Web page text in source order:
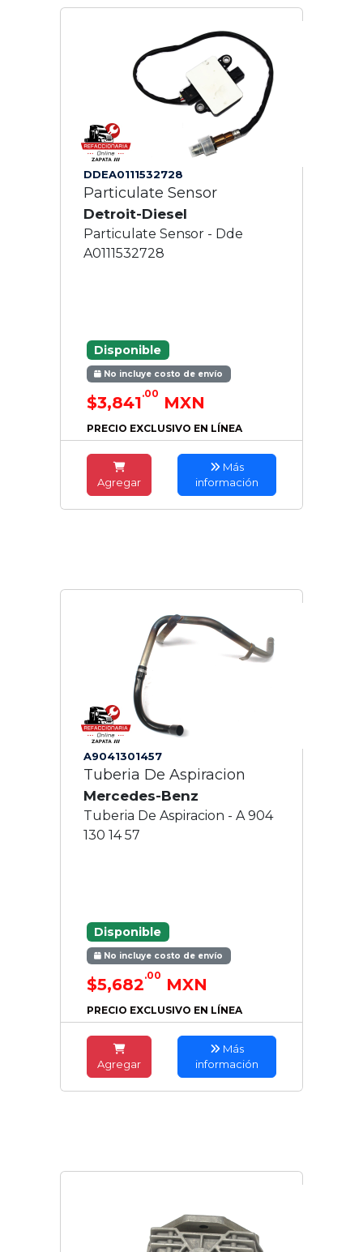
DDEA0111532728
Particulate Sensor
Detroit-Diesel
Particulate Sensor - Dde
A0111532728
Disponible
No incluye costo de envío
$3,841.00 MXN
PRECIO EXCLUSIVO EN LÍNEA
Agregar
Más
información
A9041301457
Tuberia De Aspiracion
Mercedes-Benz
Tuberia De Aspiracion - A 904
130 14 57
Disponible
No incluye costo de envío
$5,682.00 MXN
PRECIO EXCLUSIVO EN LÍNEA
Agregar
Más
información